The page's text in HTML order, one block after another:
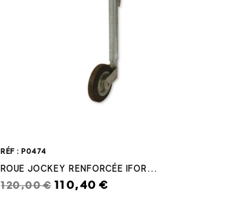
RÉF : P0474
ROUE JOCKEY RENFORCÉE IFOR...
120,00 € 110,40 €